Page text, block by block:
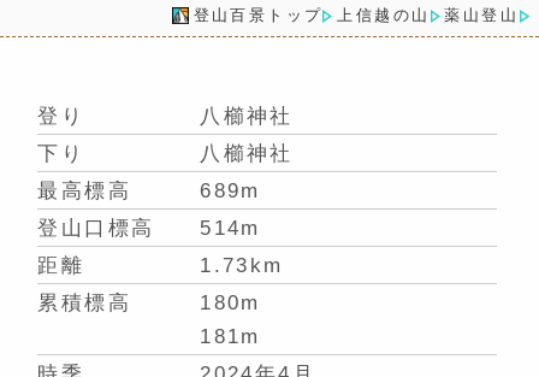
登山百景トップ 上信越の山 薬山登山
登り
八櫛神社
下り
八櫛神社
最高標高
689m
登山口標高
514m
距離
1.73km
累積標高
180m
181m